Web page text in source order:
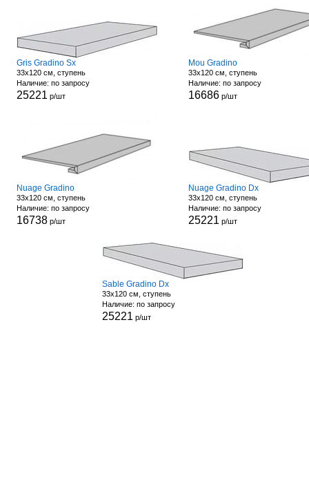
Gris Gradino Sx
33x120 см, ступень
Наличие: по запросу
25221 р/шт
Mou Gradino
33x120 см, ступень
Наличие: по запросу
16686р/шт
Nuage Gradino
33x120 см, ступень
Наличие: по запросу
16738р/шт
Nuage Gradino Dx
33x120 см, ступень
Наличие: по запросу
25221 р/шт
Sable Gradino Dx
33x120 см, ступень
Наличие: по запросу
25221 р/шт